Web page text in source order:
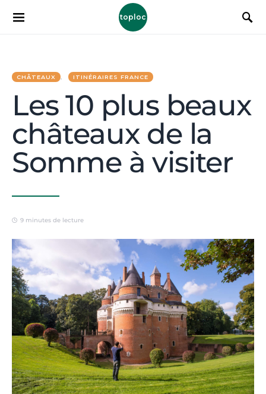
toploc
CHÂTEAUX ITINÉRAIRES FRANCE
Les 10 plus beaux
châteaux de la
Somme à visiter
9 minutes de lecture